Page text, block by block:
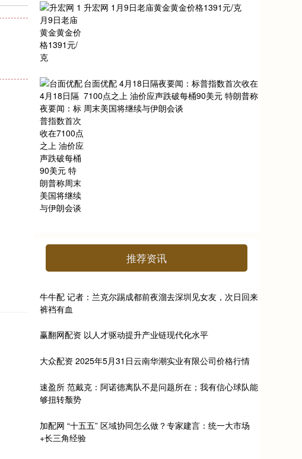
升宏网 1月9日老庙黄金黄金价格1391元/克
台面优配 4月18日隔夜要闻：标普指数首次收在
7100点之上 油价应声跌破每桶90美元 特朗普称
周末美国将继续与伊朗会谈
推荐资讯
牛牛配 记者：兰克尔踢成都前夜溜去深圳见女友，次日回来
裤裆有血
赢翻网配资 以人才驱动提升产业链现代化水平
大众配资 2025年5月31日云南华潮实业有限公司价格行情
速盈所 范戴克：阿诺德离队不是问题所在；我有信心球队能
够扭转颓势
加配网 “十五五” 区域协同怎么做？专家建言：统一大市场
+长三角经验